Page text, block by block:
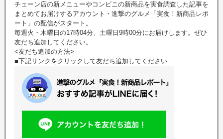
チェーン店の新メニューやコンビニの新商品を実食調査した記事を
まとめてお届けするアカウント・進撃のグルメ「実食！新商品レポ
ート」の配信がスタート。
毎週火・木曜日の17時04分、土曜日9時00分にお届けします。ぜひ
友だち追加してください。
<友だち追加の方法>
■下記リンクをクリックして友だち追加してください